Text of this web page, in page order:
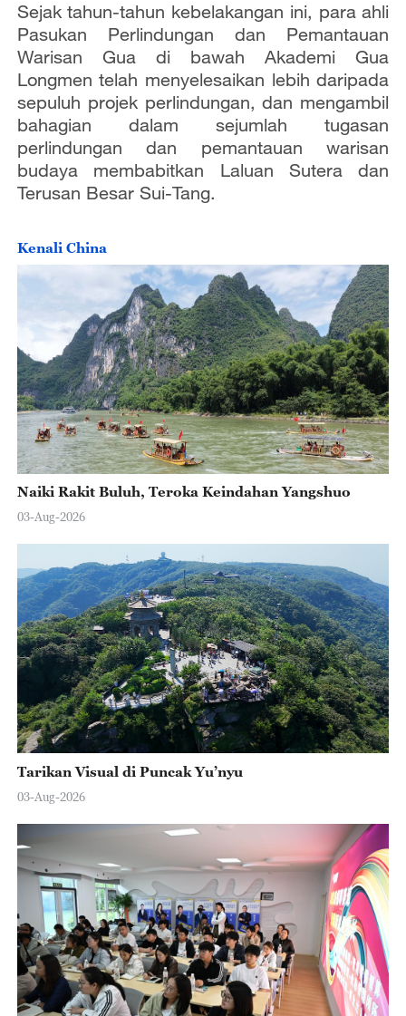
Sejak tahun-tahun kebelakangan ini, para ahli
Pasukan Perlindungan dan Pemantauan
Warisan Gua di bawah Akademi Gua
Longmen telah menyelesaikan lebih daripada
sepuluh projek perlindungan, dan mengambil
bahagian dalam sejumlah tugasan
perlindungan dan pemantauan warisan
budaya membabitkan Laluan Sutera dan
Terusan Besar Sui-Tang.
Kenali China
Naiki Rakit Buluh, Teroka Keindahan Yangshuo
03-Aug-2026
Tarikan Visual di Puncak Yu’nyu
03-Aug-2026